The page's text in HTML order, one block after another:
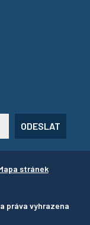
ODESLAT
práva vyhrazena
stránek